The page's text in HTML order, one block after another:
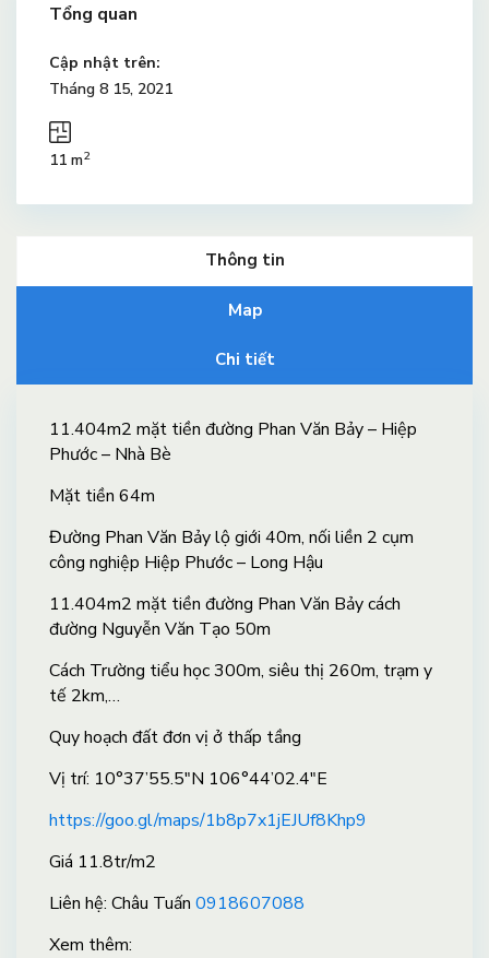
Tổng quan
Cập nhật trên:
Tháng 8 15, 2021
11 m2
Thông tin
Map
Chi tiết
11.404m2 mặt tiền đường Phan Văn Bảy – Hiệp
Phước – Nhà Bè
Mặt tiền 64m
Đường Phan Văn Bảy lộ giới 40m, nối liền 2 cụm
công nghiệp Hiệp Phước – Long Hậu
11.404m2 mặt tiền đường Phan Văn Bảy cách
đường Nguyễn Văn Tạo 50m
Cách Trường tiểu học 300m, siêu thị 260m, trạm y
tế 2km,…
Quy hoạch đất đơn vị ở thấp tầng
Vị trí: 10°37’55.5″N 106°44’02.4″E
https://goo.gl/maps/1b8p7x1jEJUf8Khp9
Giá 11.8tr/m2
Liên hệ: Châu Tuấn 0918607088
Xem thêm: